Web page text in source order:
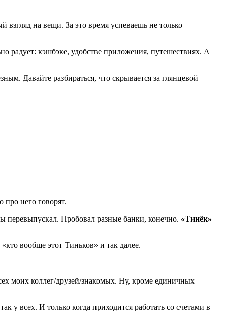
взгляд на вещи. За это время успеваешь не только
радует: кэшбэке, удобстве приложения, путешествиях. А
Давайте разбираться, что скрывается за глянцевой
про него говорят.
перевыпускал. Пробовал разные банки, конечно. «Тинёк»
вообще этот Тиньков» и так далее.
моих коллег/друзей/знакомых. Ну, кроме единичных
всех. И только когда приходится работать со счетами в